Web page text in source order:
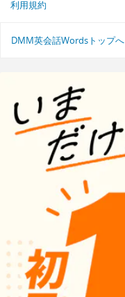
利用規約
DMM英会話Wordsトップへ